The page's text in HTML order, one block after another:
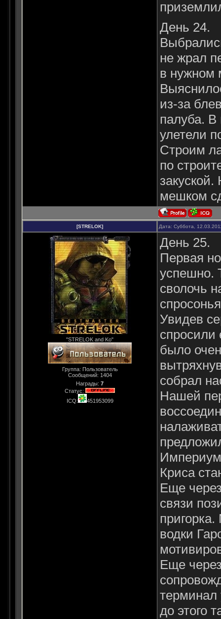
День 24.
не жрал
в нужном
из-за
палуба. В
улетели
Строим
по
мешком
[STRELOK] Дата: Суббота,
"STRELOK and Ko"
Группа: Пользователь
Сообщений: 1404
Награды: 7
Статус:
ICQ:
451953099
День 25.
Первая
успешно.
сволочь
Увидев
спросили
было
собрал
Нашей
Криса
Еще
связи
водки
Еще
терминал
до этого